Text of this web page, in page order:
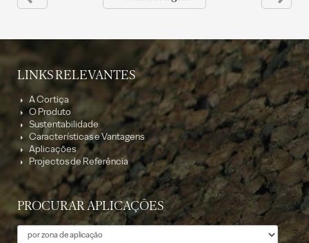
LINKS RELEVANTES
A Cortiça
O Produto
Sustentabilidade
Características e Vantagens
Aplicações
Projectos de Referência
PROCURAR APLICAÇÕES
Tema